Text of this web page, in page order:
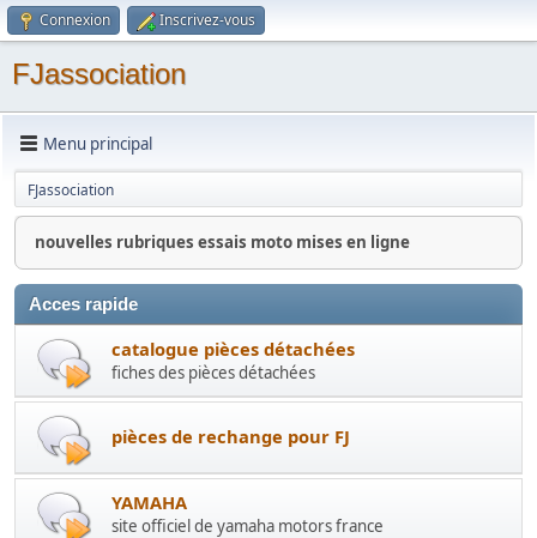
Connexion Inscrivez-vous
FJassociation
Menu principal
FJassociation
nouvelles rubriques essais moto mises en ligne
Acces rapide
catalogue pièces détachées
fiches des pièces détachées
pièces de rechange pour FJ
YAMAHA
site officiel de yamaha motors france